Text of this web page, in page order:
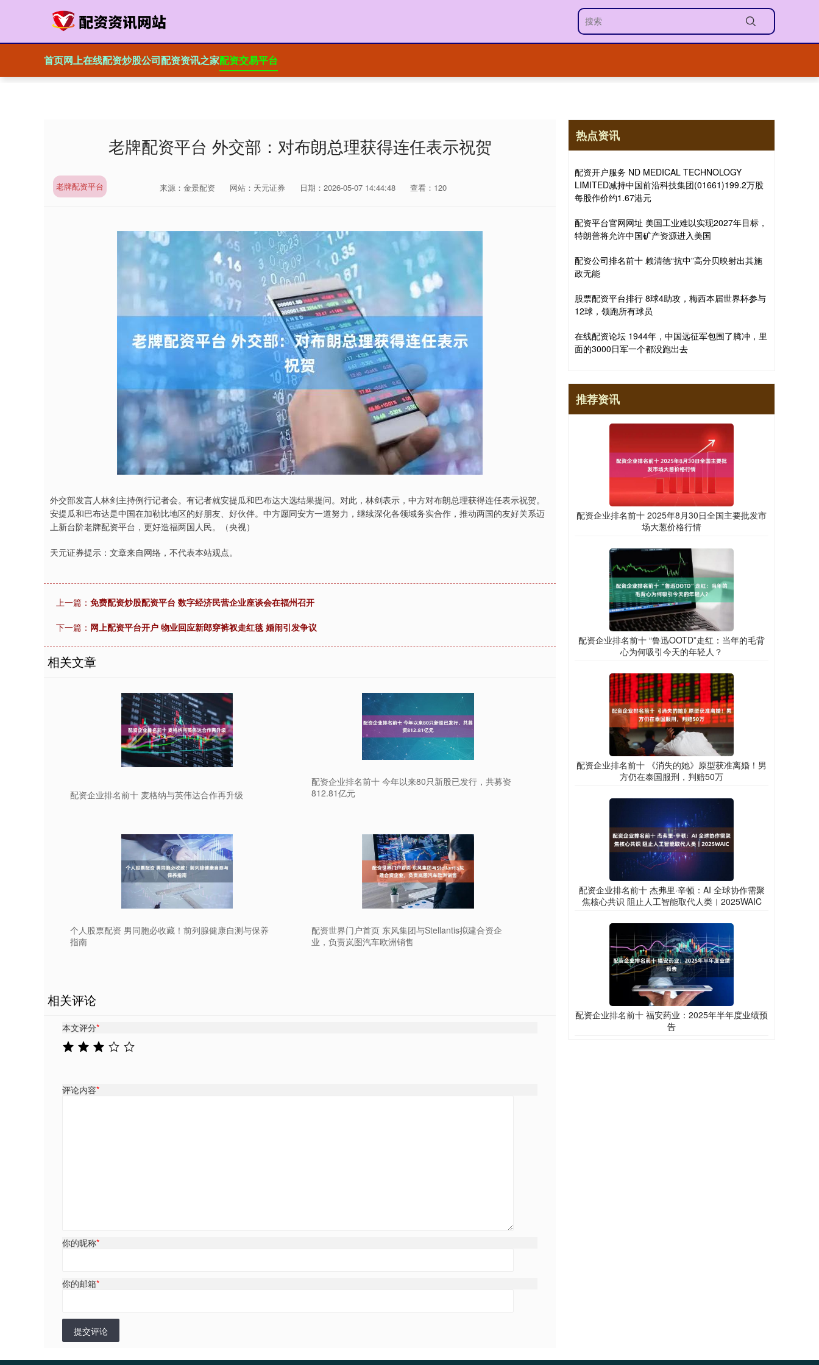
首页网上在线配资炒股公司配资资讯之家配资交易平台
老牌配资平台 外交部：对布朗总理获得连任表示祝贺
老牌配资平台 来源：金景配资 网站：天元证券 日期：2026-05-07 14:44:48 查看：120
外交部发言人林剑主持例行记者会。有记者就安提瓜和巴布达大选结果提问。对此，林剑表示，中方对布朗总理获得连任表示祝贺。
安提瓜和巴布达是中国在加勒比地区的好朋友、好伙伴。中方愿同安方一道努力，继续深化各领域务实合作，推动两国的友好关系迈
上新台阶老牌配资平台，更好造福两国人民。（央视）
天元证券提示：文章来自网络，不代表本站观点。
上一篇： 免费配资炒股配资平台 数字经济民营企业座谈会在福州召开
下一篇： 网上配资平台开户 物业回应新郎穿裤衩走红毯 婚闹引发争议
相关文章
配资企业排名前十 麦格纳与英伟达合作再升级
配资企业排名前十 今年以来80只新股已发行，共募资
812.81亿元
个人股票配资 男同胞必收藏！前列腺健康自测与保养
指南
配资世界门户首页 东风集团与Stellantis拟建合资企
业，负责岚图汽车欧洲销售
相关评论
本文评分*
评论内容*
你的昵称*
你的邮箱*
提交评论
热点资讯
配资开户服务 ND MEDICAL TECHNOLOGY
LIMITED减持中国前沿科技集团(01661)199.2万股
每股作价约1.67港元
配资平台官网网址 美国工业难以实现2027年目标，
特朗普将允许中国矿产资源进入美国
配资公司排名前十 赖清德“抗中”高分贝映射出其施
政无能
股票配资平台排行 8球4助攻，梅西本届世界杯参与
12球，领跑所有球员
在线配资论坛 1944年，中国远征军包围了腾冲，里
面的3000日军一个都没跑出去
推荐资讯
配资企业排名前十 2025年8月30日全国主要批发市
场大葱价格行情
配资企业排名前十 “鲁迅OOTD”走红：当年的毛背
心为何吸引今天的年轻人？
配资企业排名前十 《消失的她》原型获准离婚！男
方仍在泰国服刑，判赔50万
配资企业排名前十 杰弗里·辛顿：AI 全球协作需聚
焦核心共识 阻止人工智能取代人类︱2025WAIC
配资企业排名前十 福安药业：2025年半年度业绩预
告